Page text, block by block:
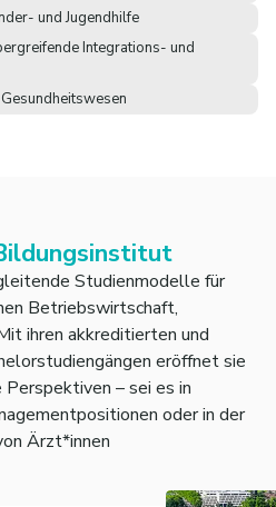
und Jugendhilfe
Integrations- und
Studienmodelle für
Betriebswirtschaft,
ihren akkreditierten und
eröffnet sie
– sei es in
oder in der
Ärzt*innen